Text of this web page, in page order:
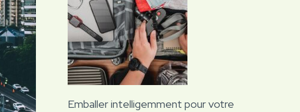
Emballer intelligemment pour votre